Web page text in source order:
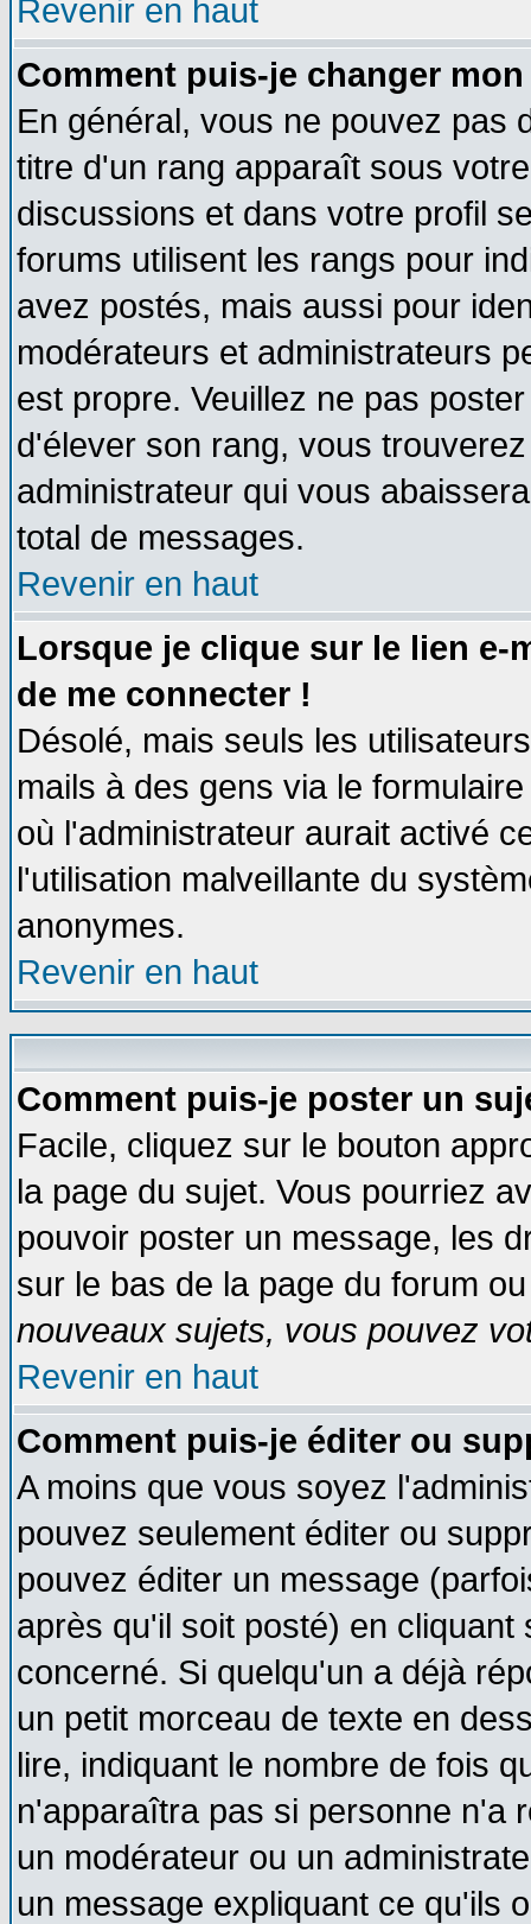
Revenir en haut
Comment puis-je changer
En général, vous ne pouvez pas
titre d'un rang apparaît sous
discussions et dans votre profil
forums utilisent les rangs pour
avez postés, mais aussi pour
modérateurs et administrateurs
est propre. Veuillez ne pas
d'élever son rang, vous
administrateur qui vous
total de messages.
Revenir en haut
Lorsque je clique sur le lien e-
de me connecter !
Désolé, mais seuls les
mails à des gens via le
où l'administrateur aurait activé
l'utilisation malveillante du
anonymes.
Revenir en haut
Comment puis-je poster un
Facile, cliquez sur le bouton
la page du sujet. Vous pourriez
pouvoir poster un message, les
sur le bas de la page du forum
nouveaux sujets, vous pouvez
Revenir en haut
Comment puis-je éditer ou
A moins que vous soyez
pouvez seulement éditer ou
pouvez éditer un message
après qu'il soit posté) en
concerné. Si quelqu'un a déjà
un petit morceau de texte en
lire, indiquant le nombre de fois
n'apparaîtra pas si personne n'a
un modérateur ou un
un message expliquant ce qu'ils